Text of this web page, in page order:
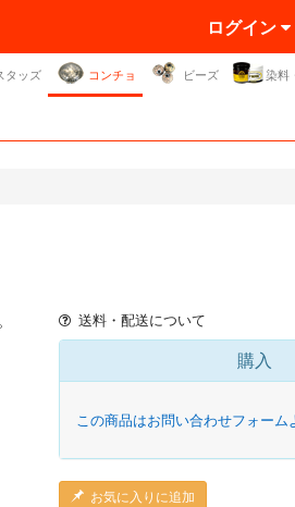
ログイン
タッズ コンチョ ビーズ 染料
送料・配送について
購入
この商品はお問い合わせフォーム
お気に入りに追加